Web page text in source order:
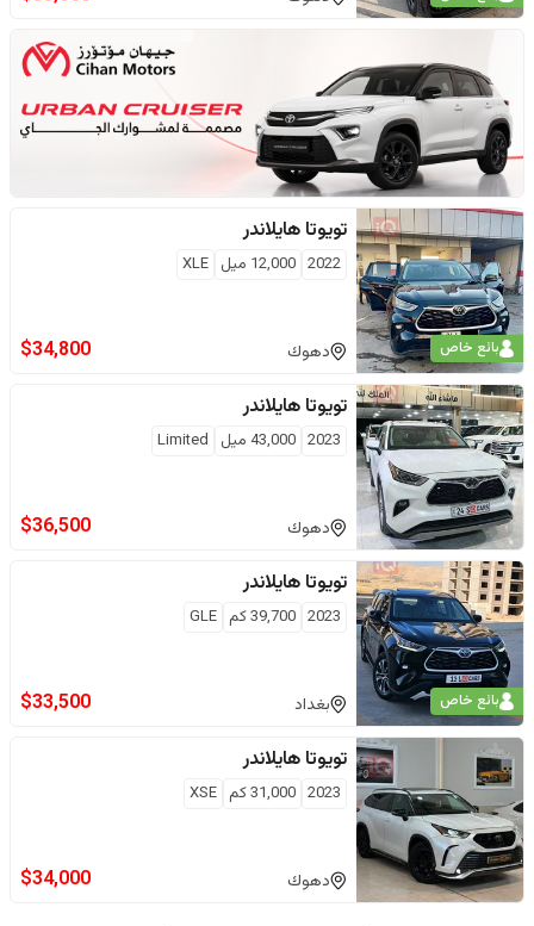
بائع خاص
تويوتا هايلاندر
2022
12,000 ميل XLE
دهوك $34,800
تويوتا هايلاندر
2023
43,000 ميل Limited
دهوك $36,500
بائع خاص
تويوتا هايلاندر
2023
39,700كم GLE
بغداد $33,500
تويوتا هايلاندر
2023
31,000كم XSE
دهوك $34,000